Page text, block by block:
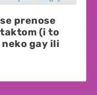
prenose
(i to
neko gay ili